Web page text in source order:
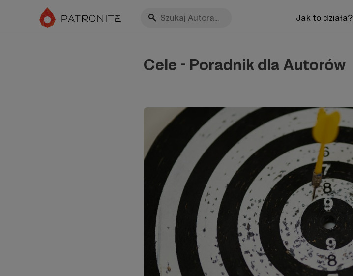
Jak to działa?
Cele - Poradnik dla Autorów